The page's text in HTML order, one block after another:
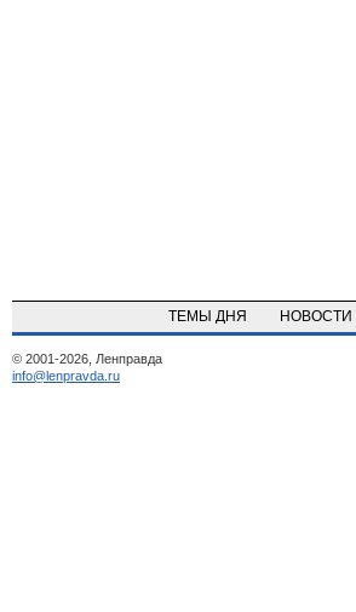
ТЕМЫ ДНЯ НОВОСТИ
© 2001-2026, Ленправда
info@lenpravda.ru